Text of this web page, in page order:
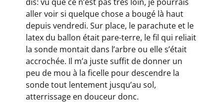
dis: vu que ce n’est pas très loin, je pourrais
aller voir si quelque chose a bougé là haut
depuis vendredi. Sur place, le parachute et le
latex du ballon était pare-terre, le fil qui reliait
la sonde montait dans l’arbre ou elle s’était
accrochée. Il m’a juste suffit de donner un
peu de mou à la ficelle pour descendre la
sonde tout lentement jusqu’au sol,
atterrissage en douceur donc.